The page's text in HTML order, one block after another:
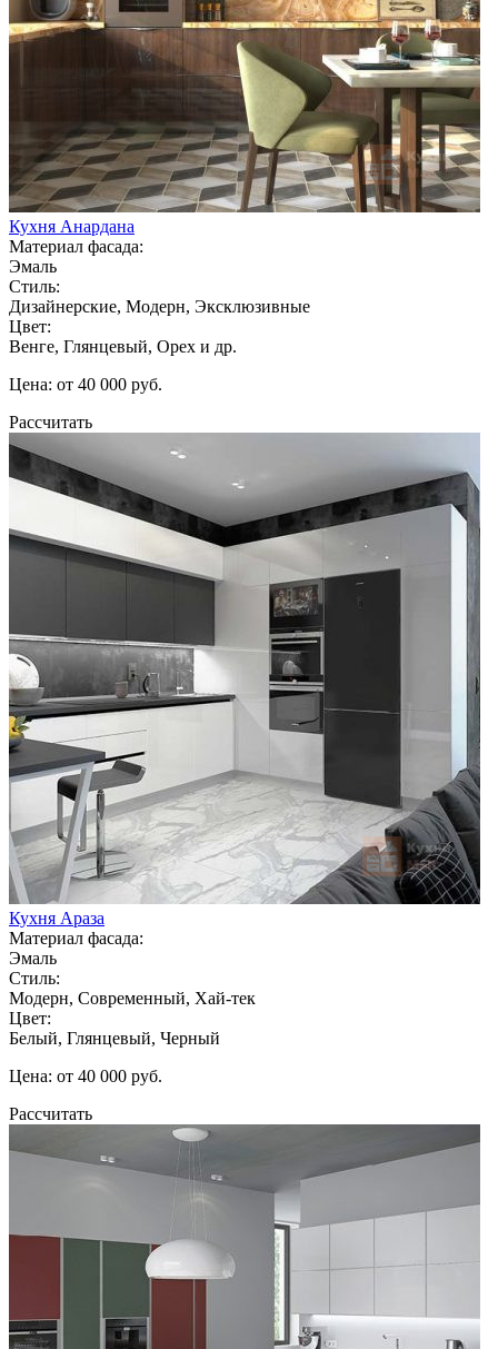
Кухня Анардана
Материал фасада:
Эмаль
Стиль:
Дизайнерские, Модерн, Эксклюзивные
Цвет:
Венге, Глянцевый, Орех и др.
Цена: от 40 000 руб.
Рассчитать
Кухня Араза
Материал фасада:
Эмаль
Стиль:
Модерн, Современный, Хай-тек
Цвет:
Белый, Глянцевый, Черный
Цена: от 40 000 руб.
Рассчитать